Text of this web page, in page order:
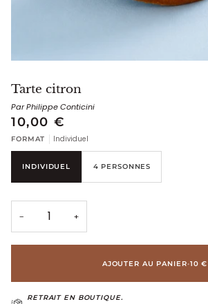
Tarte citron
Par Philippe Conticini
10,00 €
FORMAT Individuel
INDIVIDUEL 4 PERSONNES
− +
AJOUTER AU PANIER•10 €
RETRAIT EN BOUTIQUE.